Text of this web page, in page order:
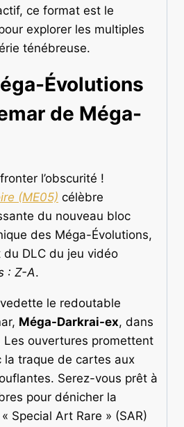
ce format est le
explorer les multiples
ténébreuse.
Évolutions
de Méga-
l’obscurité !
(ME05) célèbre
du nouveau bloc
des Méga-Évolutions,
DLC du jeu vidéo
: Z-A.
le redoutable
Méga-Darkrai-ex, dans
ouvertures promettent
la traque de cartes aux
Serez-vous prêt à
pour dénicher la
Special Art Rare » (SAR)